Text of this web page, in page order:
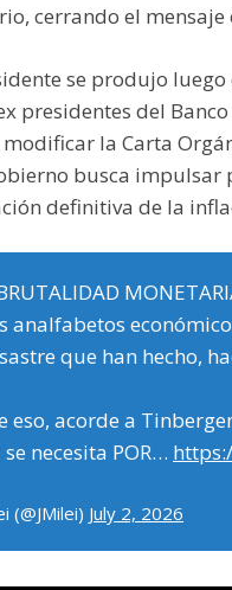
cerrando el
se produjo luego
presidentes del
la Carta
busca
definitiva de la
analfabetos
que han hecho,
eso, acorde a
necesita POR…
(@JMilei) July 2, 2026